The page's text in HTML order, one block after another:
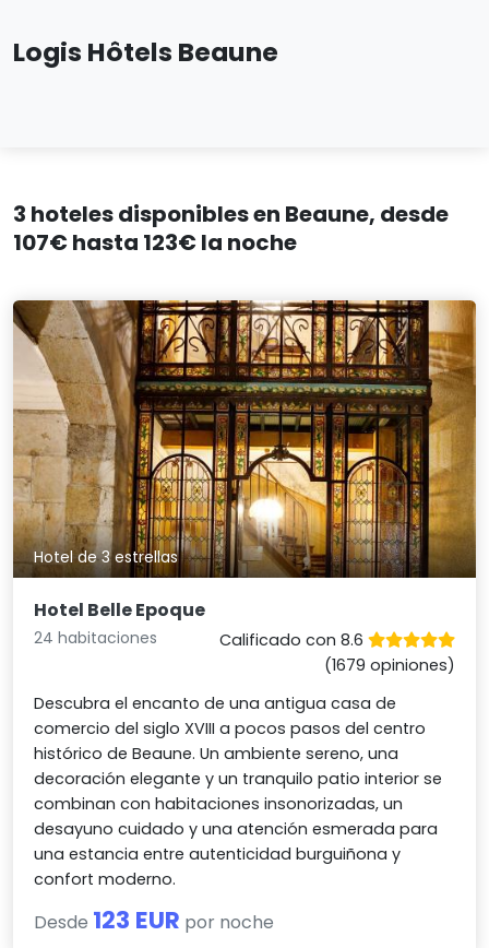
Logis Hôtels Beaune
3 hoteles disponibles en Beaune, desde
107€ hasta 123€ la noche
Hotel de 3 estrellas
Hotel Belle Epoque
24 habitaciones
Calificado con 8.6
(1679 opiniones)
Descubra el encanto de una antigua casa de
comercio del siglo XVIII a pocos pasos del centro
histórico de Beaune. Un ambiente sereno, una
decoración elegante y un tranquilo patio interior se
combinan con habitaciones insonorizadas, un
desayuno cuidado y una atención esmerada para
una estancia entre autenticidad burguiñona y
confort moderno.
Desde 123 EUR por noche